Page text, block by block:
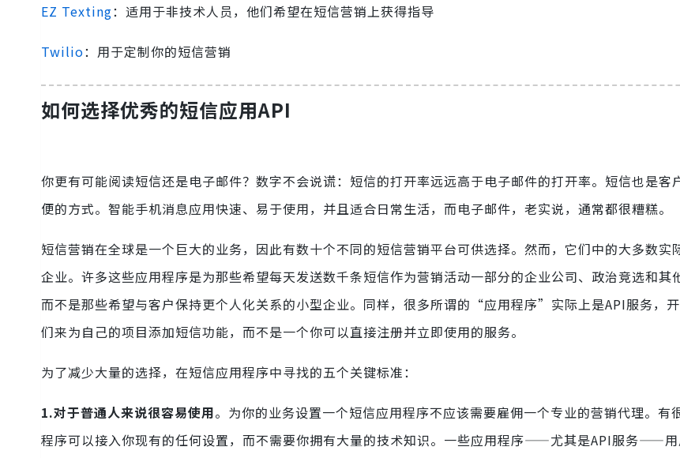
EZ Texting：适用于非技术人员，他们希望在短信营销上获得指导
Twilio：用于定制你的短信营销
如何选择优秀的短信应用API
你更有可能阅读短信还是电子邮件？数字不会说谎：短信的打开率远远高于电子邮件的打开率。短信也是客
便的方式。智能手机消息应用快速、易于使用，并且适合日常生活，而电子邮件，老实说，通常都很糟糕。
短信营销在全球是一个巨大的业务，因此有数十个不同的短信营销平台可供选择。然而，它们中的大多数实
企业。许多这些应用程序是为那些希望每天发送数千条短信作为营销活动一部分的企业公司、政治竞选和其
而不是那些希望与客户保持更个人化关系的小型企业。同样，很多所谓的“应用程序”实际上是API服务，
们来为自己的项目添加短信功能，而不是一个你可以直接注册并立即使用的服务。
为了减少大量的选择，在短信应用程序中寻找的五个关键标准：
1.对于普通人来说很容易使用。为你的业务设置一个短信应用程序不应该需要雇佣一个专业的营销代理。有
程序可以接入你现有的任何设置，而不需要你拥有大量的技术知识。一些应用程序——尤其是API服务——用